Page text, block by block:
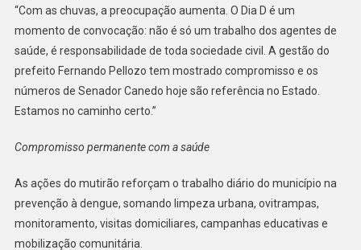
“Com as chuvas, a preocupação aumenta. O Dia D é um
momento de convocação: não é só um trabalho dos agentes de
saúde, é responsabilidade de toda sociedade civil. A gestão do
prefeito Fernando Pellozo tem mostrado compromisso e os
números de Senador Canedo hoje são referência no Estado.
Estamos no caminho certo.”
Compromisso permanente com a saúde
As ações do mutirão reforçam o trabalho diário do município na
prevenção à dengue, somando limpeza urbana, ovitrampas,
monitoramento, visitas domiciliares, campanhas educativas e
mobilização comunitária.